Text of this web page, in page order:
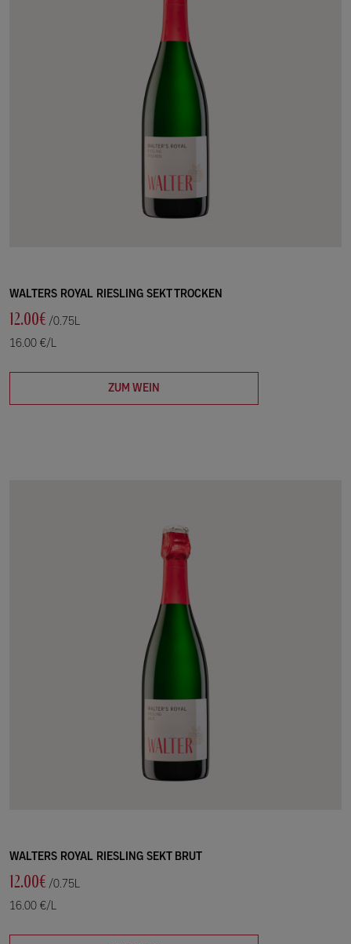
WALTERS ROYAL RIESLING SEKT TROCKEN
12.00€ /0.75L
16.00 €/L
ZUM WEIN
WALTERS ROYAL RIESLING SEKT BRUT
12.00€ /0.75L
16.00 €/L